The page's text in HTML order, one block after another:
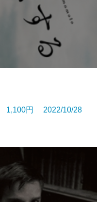
1,100円 2022/10/28